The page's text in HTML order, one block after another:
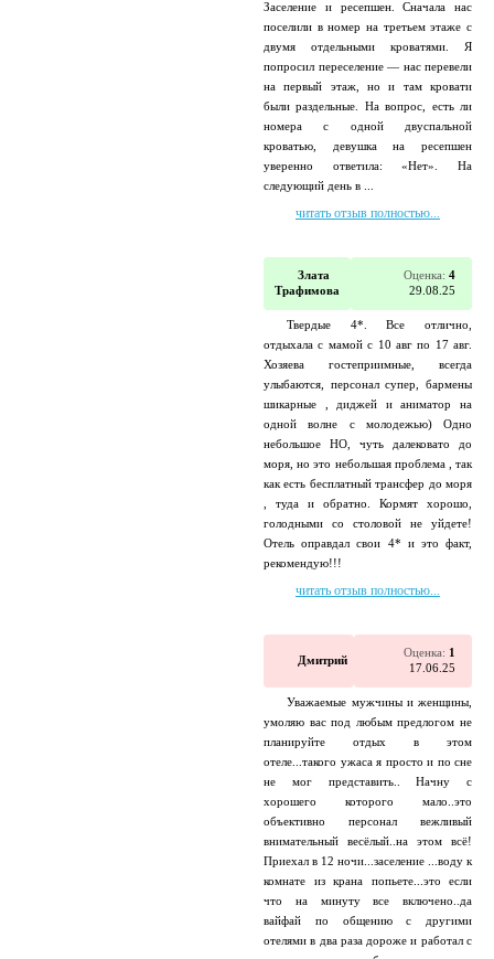
Заселение и ресепшен. Сначала нас
поселили в номер на третьем этаже с
двумя отдельными кроватями. Я
попросил переселение — нас перевели
на первый этаж, но и там кровати
были раздельные. На вопрос, есть ли
номера с одной двуспальной
кроватью, девушка на ресепшен
уверенно ответила: «Нет». На
следующий день в ...
читать отзыв полностью...
Злата
Трафимова
Оценка: 4
29.08.25
Твердые 4*. Все отлично,
отдыхала с мамой с 10 авг по 17 авг.
Хозяева гостеприимные, всегда
улыбаются, персонал супер, бармены
шикарные , диджей и аниматор на
одной волне с молодежью) Одно
небольшое НО, чуть далековато до
моря, но это небольшая проблема , так
как есть бесплатный трансфер до моря
, туда и обратно. Кормят хорошо,
голодными со столовой не уйдете!
Отель оправдал свои 4* и это факт,
рекомендую!!!
читать отзыв полностью...
Дмитрий
Оценка: 1
17.06.25
Уважаемые мужчины и женщины,
умоляю вас под любым предлогом не
планируйте отдых в этом
отеле...такого ужаса я просто и по сне
не мог представить.. Начну с
хорошего которого мало..это
объективно персонал вежливый
внимательный весёлый..на этом всё!
Приехал в 12 ночи...заселение ...воду к
комнате из крана попьете...это если
что на минуту все включено..да
вайфай по общению с другими
отелями в два раза дороже и работал с